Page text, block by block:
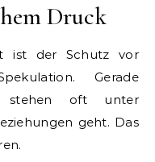
Druck
ist der Schutz vor
Gerade
stehen oft unter
geht. Das